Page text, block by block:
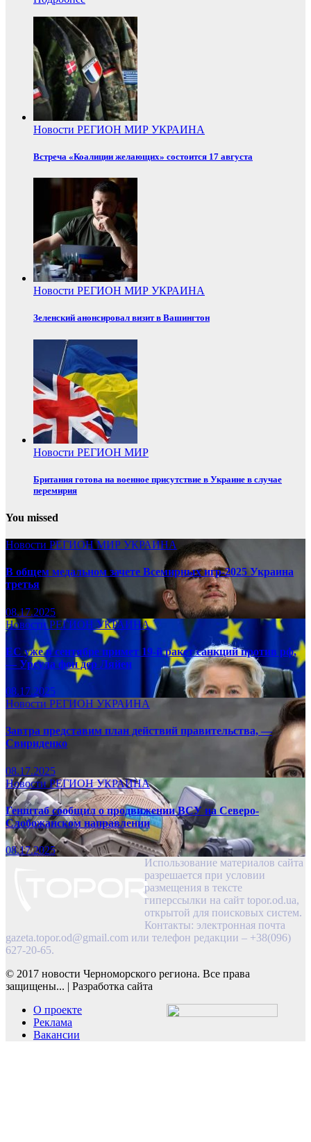
Новости РЕГИОН МИР УКРАИНА
Встреча «Коалиции желающих» состоится 17 августа
Новости РЕГИОН МИР УКРАИНА
Зеленский анонсировал визит в Вашингтон
Новости РЕГИОН МИР
Британия готова на военное присутствие в Украине в случае
перемирия
You missed
Новости РЕГИОНМИР УКРАИНА
В общем медальном зачете Всемирных игр-2025 Украина
третья
08.17.2025
НовостиРЕГИОНУКРАИНА
ЕС уже в сентябре примет 19-й ракет санкций против рф,
— Урсула фон дер Ляйен
08.17.2025
Новости РЕГИОН УКРАИНА
Завтра представим план действий правительства, —
Свириденко
08.17.2025
НовостиРЕГИОНУКРАИНА
Генштаб сообщил о продвижении ВСУ на Северо-
Слобожанском направлении
08.17.2025
Использование материалов сайта
разрешается при условии
размещения в тексте
гиперссылки на сайт topor.od.ua,
открытой для поисковых систем.
Контакты: электронная почта
gazeta.topor.od@gmail.com или телефон редакции – +38(096)
627-20-65.
© 2017 новости Черноморского региона. Все права
защищены... | Разработка сайта
О проекте
Реклама
Вакансии